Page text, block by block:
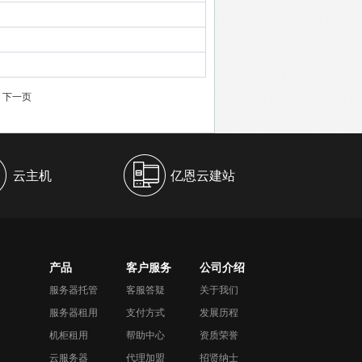
下一页
云主机 亿恩云建站
产品
服务器托管
服务器租用
机柜租用
云服务器
客户服务
客服答疑
支付方式
帮助中心
代理加盟
公司介绍
关于我们
发展历程
资质荣誉
招贤纳士